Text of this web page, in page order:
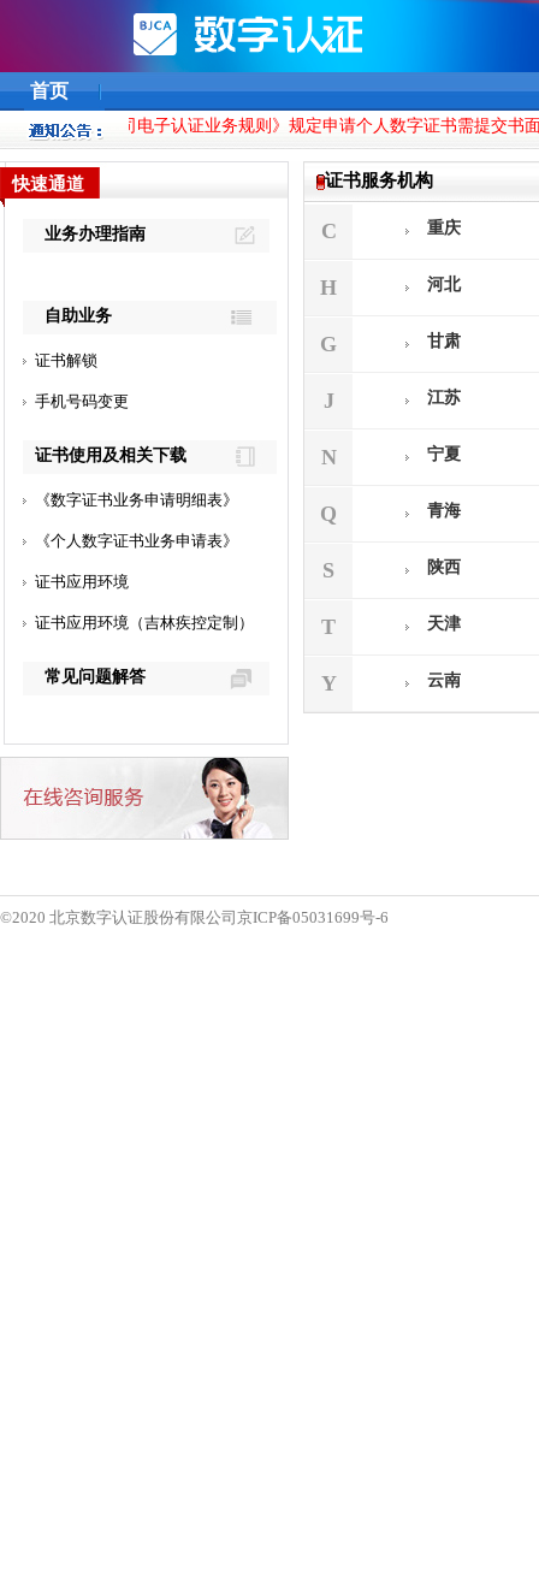
首页
证股份有限公司电子认证业务规则》规定申请个人数字证书需提交书
证书服务机构
C 重庆
H 河北
G 甘肃
J 江苏
N 宁夏
Q 青海
S 陕西
T 天津
Y 云南